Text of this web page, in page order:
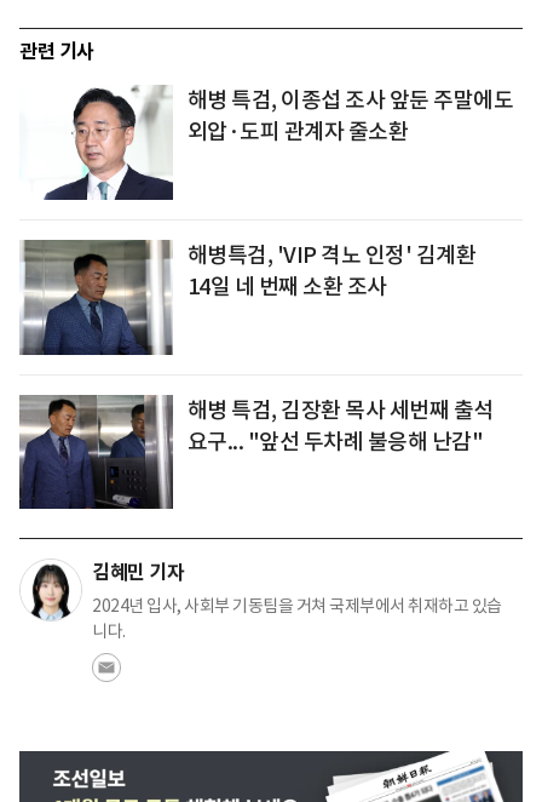
관련 기사
해병 특검, 이종섭 조사 앞둔 주말에도
외압·도피 관계자 줄소환
해병특검, 'VIP 격노 인정' 김계환
14일 네 번째 소환 조사
해병 특검, 김장환 목사 세번째 출석
요구... "앞선 두차례 불응해 난감"
김혜민 기자
2024년 입사, 사회부 기동팀을 거쳐 국제부에서 취재하고 있습
니다.